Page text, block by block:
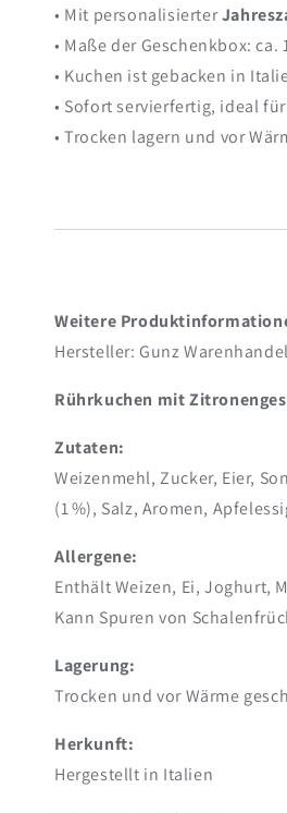
• Mit personalisierter
• Maße der Geschenkbox: ca.
• Kuchen ist gebacken in
• Sofort servierfertig, ideal
• Trocken lagern und vor
Weitere
Hersteller: Gunz
Rührkuchen mit
Zutaten:
Weizenmehl, Zucker, Eier,
(1 %), Salz, Aromen,
Allergene:
Enthält Weizen, Ei, Joghurt,
Kann Spuren von
Lagerung:
Trocken und vor Wärme
Herkunft:
Hergestellt in Italien